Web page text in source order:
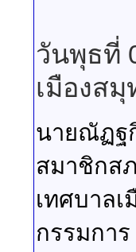
วันพุธที่
เมืองส
นายณัฏฐ
สมาชิกส
เทศบาล
กรรมกา